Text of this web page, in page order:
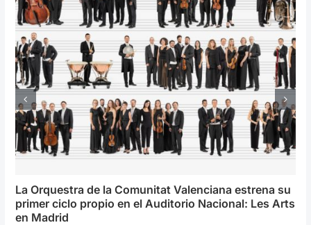
La Orquestra de la Comunitat Valenciana estrena su
primer ciclo propio en el Auditorio Nacional: Les Arts
en Madrid